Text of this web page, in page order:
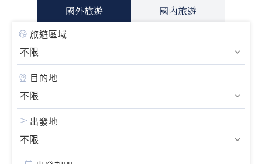
國外旅遊 國內旅遊
旅遊區域
目的地
出發地